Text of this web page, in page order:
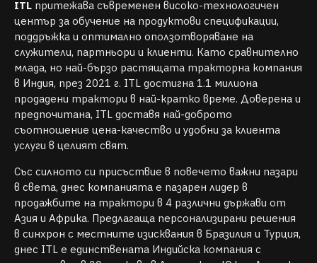
ITL притежава съвременен високо-технологичен
център за обучение на продуктови спецификации,
поддръжка и оптимално оползотворяване на
служители, партньори и клиенти. Като сравнително
млада, но най-бързо растящата тракторна компания
в Индия, през 2021 г. ITL достигна 1.1 милиона
продадени трактори в най-кратко време. Доверена и
предпочитана, ITL доставя най-доброто
съотношение цена-качество и удобни за клиента
услуги в целият свят.
Със силното си присъствие в повечето важни пазари
в света, днес компанията е пазарен лидер в
продажбите на трактори в 4 различни държави от
Азия и Африка. Предлагаща персонализирани решения
в синхрон с местните изисквания в Бразилия и Турция,
днес ITL е единствената Индийска компания с